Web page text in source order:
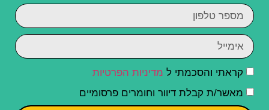
קראתי והסכמתי ל מדיניות הפרטיות
מאשר/ת קבלת דיוור וחומרים פרסומיים